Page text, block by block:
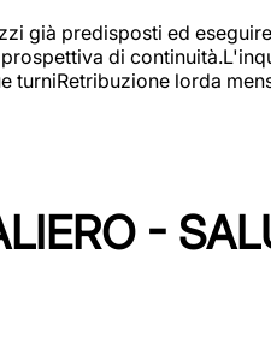
già predisposti ed
di
turniRetribuzione lorda
-